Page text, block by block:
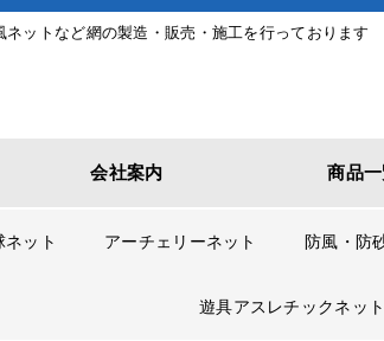
ットなど網の製造・販売・施工を行っております
会社案内 商品
ネット アーチェリーネット 防風・防
遊具アスレチックネット